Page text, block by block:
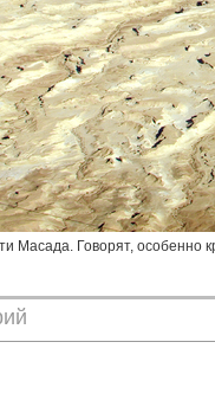
Масада. Говорят, особенно